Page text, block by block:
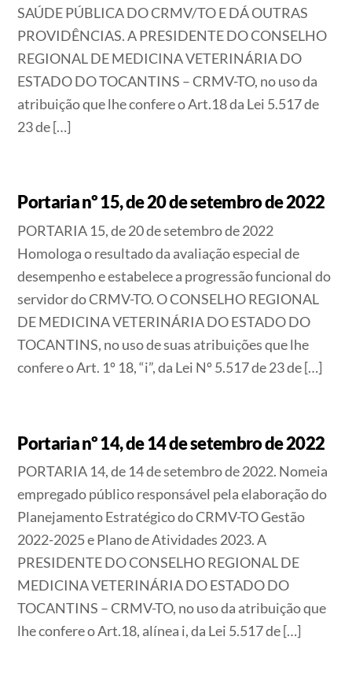
SAÚDE PÚBLICA DO CRMV/TO E DÁ OUTRAS
PROVIDÊNCIAS. A PRESIDENTE DO CONSELHO
REGIONAL DE MEDICINA VETERINÁRIA DO
ESTADO DO TOCANTINS – CRMV-TO, no uso da
atribuição que lhe confere o Art.18 da Lei 5.517 de
23 de […]
Portaria nº 15, de 20 de setembro de 2022
PORTARIA 15, de 20 de setembro de 2022
Homologa o resultado da avaliação especial de
desempenho e estabelece a progressão funcional do
servidor do CRMV-TO. O CONSELHO REGIONAL
DE MEDICINA VETERINÁRIA DO ESTADO DO
TOCANTINS, no uso de suas atribuições que lhe
confere o Art. 1º 18, “i”, da Lei Nº 5.517 de 23 de […]
Portaria nº 14, de 14 de setembro de 2022
PORTARIA 14, de 14 de setembro de 2022. Nomeia
empregado público responsável pela elaboração do
Planejamento Estratégico do CRMV-TO Gestão
2022-2025 e Plano de Atividades 2023. A
PRESIDENTE DO CONSELHO REGIONAL DE
MEDICINA VETERINÁRIA DO ESTADO DO
TOCANTINS – CRMV-TO, no uso da atribuição que
lhe confere o Art.18, alínea i, da Lei 5.517 de […]